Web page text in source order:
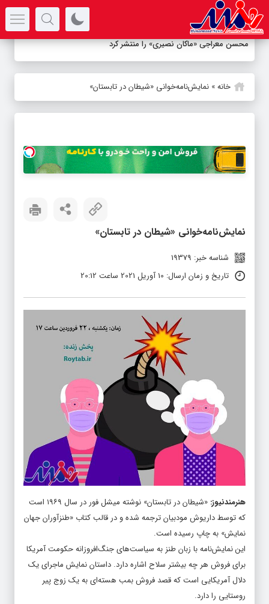
محسن معراجی «ماکان نصیری» را منتشر کرد
خانه» نمایش‌نامه‌خوانی «شیطان در تابستان»
نمایش‌نامه‌خوانی «شیطان در تابستان»
شناسه خبر: 19379
تاریخ و زمان ارسال: 10 آوریل 2021 ساعت 20:12
هنرمندنیوز:
«شیطان در تابستان» نوشته میشل فور در سال ۱۹۶۹ است
که توسط داریوش مودبیان ترجمه شده و در قالب کتاب «طنزآوران جهان
نمایش» به چاپ رسیده است.
این نمایش‌نامه با زبان طنز به سیاست‌های جنگ‌افروزانه حکومت آمریکا
برای فروش هر چه بیشتر سلاح اشاره‌ دارد. داستان نمایش ماجرای یک
دلال آمریکایی است که قصد فروش بمب هسته‌ای به یک زوج پیر
روستایی را دارد.